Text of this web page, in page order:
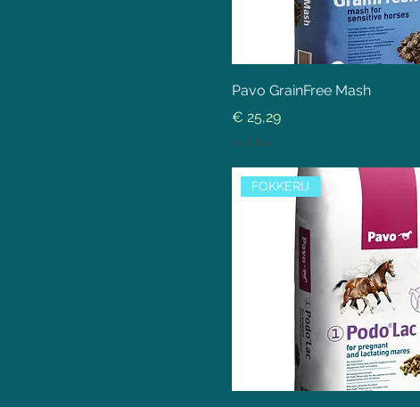
Pavo GrainFree Mash
Prijs
€ 25,29
incl.Btw
FOKKERIJ